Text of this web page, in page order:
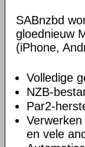
SABnzbd
gloednieuw
(iPhone,
Volledige
NZB-
Par2-
en vele